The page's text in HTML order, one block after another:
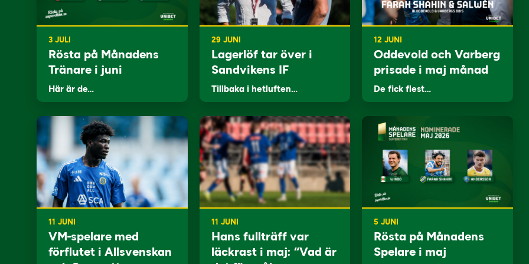
3 JULI
Rösta på Månadens
Tränare i juni
Här är de…
29 JUNI
Lagerlöf tar över i
Sandvikens IF
Tillbaka i hetluften…
12 JUNI
Oddevold och Varberg
prisade i maj månad
De fick flest…
11 JUNI
VM-spelare med
förflutet i Allsvenskan
11 JUNI
Hans fullträff var
läckrast i maj: “Vad är
5 JUNI
Rösta på Månadens
Spelare i maj